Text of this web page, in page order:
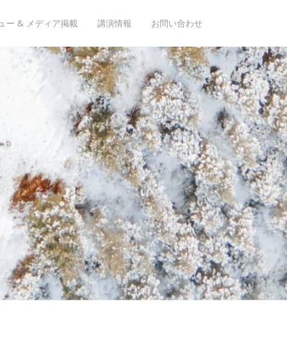
ー & メディア掲載 講演情報 お問い合わせ